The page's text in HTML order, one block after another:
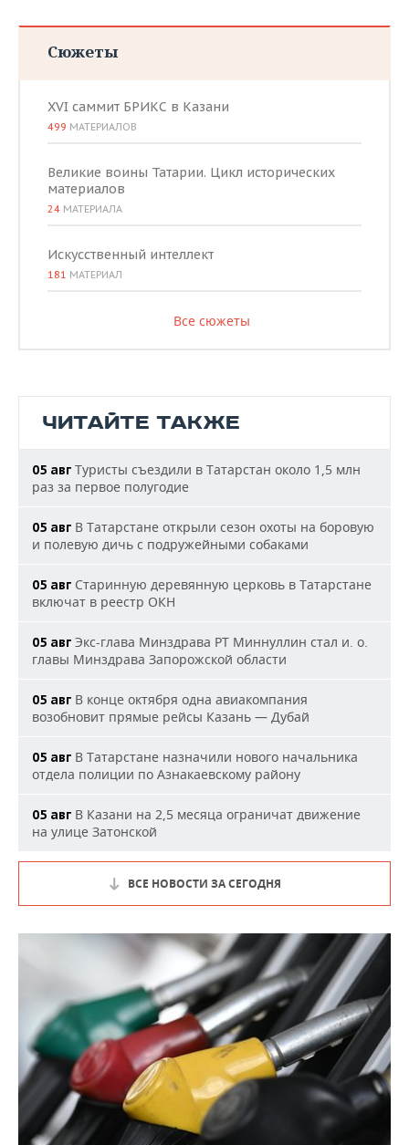
Сюжеты
XVI саммит БРИКС в Казани
499 МАТЕРИАЛОВ
Великие воины Татарии. Цикл исторических
материалов
24 МАТЕРИАЛА
Искусственный интеллект
181 МАТЕРИАЛ
Все сюжеты
ЧИТАЙТЕ ТАКЖЕ
05 авг Туристы съездили в Татарстан около 1,5 млн
раз за первое полугодие
05 авг В Татарстане открыли сезон охоты на боровую
и полевую дичь с подружейными собаками
05 авг Старинную деревянную церковь в Татарстане
включат в реестр ОКН
05 авг Экс-глава Минздрава РТ Миннуллин стал и. о.
главы Минздрава Запорожской области
05 авг В конце октября одна авиакомпания
возобновит прямые рейсы Казань — Дубай
05 авг В Татарстане назначили нового начальника
отдела полиции по Азнакаевскому району
05 авг В Казани на 2,5 месяца ограничат движение
на улице Затонской
ВСЕ НОВОСТИ ЗА СЕГОДНЯ